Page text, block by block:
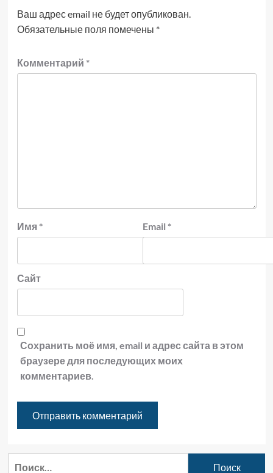
Ваш адрес email не будет опубликован.
Обязательные поля помечены *
Комментарий *
Имя * Email *
Сайт
Сохранить моё имя, email и адрес сайта в этом
браузере для последующих моих
комментариев.